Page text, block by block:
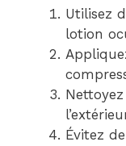
Utilisez
lotion
Évitez